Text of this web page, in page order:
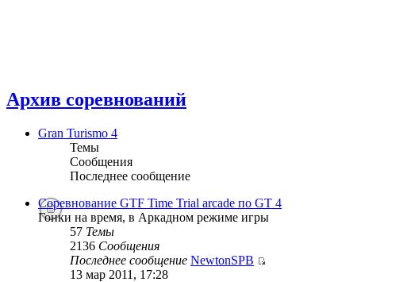
Архив соревнований
Gran Turismo 4
Темы
Сообщения
Последнее сообщение
Соревнование GTF Time Trial arcade по GT 4
Гонки на время, в Аркадном режиме игры
57 Темы
2136 Сообщения
Последнее сообщение NewtonSPB
13 мар 2011, 17:28